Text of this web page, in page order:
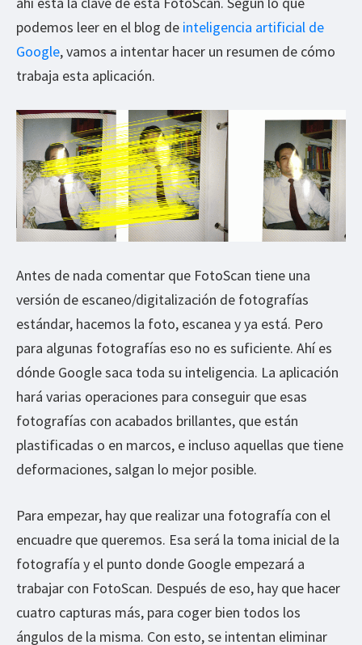
podemos leer en el blog de inteligencia artificial de
Google, vamos a intentar hacer un resumen de cómo
trabaja esta aplicación.
Antes de nada comentar que FotoScan tiene una
versión de escaneo/digitalización de fotografías
estándar, hacemos la foto, escanea y ya está. Pero
para algunas fotografías eso no es suficiente. Ahí es
dónde Google saca toda su inteligencia. La aplicación
hará varias operaciones para conseguir que esas
fotografías con acabados brillantes, que están
plastificadas o en marcos, e incluso aquellas que tiene
deformaciones, salgan lo mejor posible.
Para empezar, hay que realizar una fotografía con el
encuadre que queremos. Esa será la toma inicial de la
fotografía y el punto donde Google empezará a
trabajar con FotoScan. Después de eso, hay que hacer
cuatro capturas más, para coger bien todos los
ángulos de la misma. Con esto, se intentan eliminar